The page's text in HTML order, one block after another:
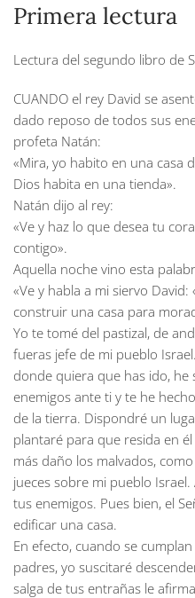
Primera lectura
Lectura del segundo libro de
CUANDO el rey David se
dado reposo de todos sus
profeta Natán:
«Mira, yo habito en una casa
Dios habita en una tienda».
Natán dijo al rey:
«Ve y haz lo que desea tu
contigo».
Aquella noche vino esta
«Ve y habla a mi siervo David:
construir una casa para
Yo te tomé del pastizal, de
fueras jefe de mi pueblo
donde quiera que has ido,
enemigos ante ti y te he
de la tierra. Dispondré un
plantaré para que resida en
más daño los malvados,
jueces sobre mi pueblo
tus enemigos. Pues bien, el
edificar una casa.
En efecto, cuando se
padres, yo suscitaré
salga de tus entrañas le